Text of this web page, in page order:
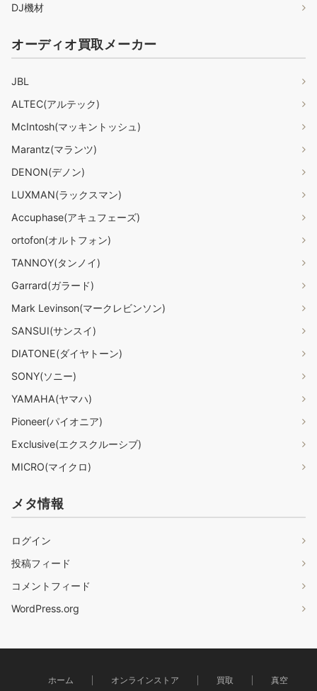
DJ機材
オーディオ買取メーカー
JBL
ALTEC(アルテック)
McIntosh(マッキントッシュ)
Marantz(マランツ)
DENON(デノン)
LUXMAN(ラックスマン)
Accuphase(アキュフェーズ)
ortofon(オルトフォン)
TANNOY(タンノイ)
Garrard(ガラード)
Mark Levinson(マークレビンソン)
SANSUI(サンスイ)
DIATONE(ダイヤトーン)
SONY(ソニー)
YAMAHA(ヤマハ)
Pioneer(パイオニア)
Exclusive(エクスクルーシブ)
MICRO(マイクロ)
メタ情報
ログイン
投稿フィード
コメントフィード
WordPress.org
ホーム オンラインストア 買取 真空